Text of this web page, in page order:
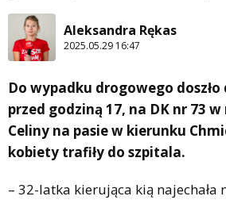
Aleksandra Rękas
2025.05.29 16:47
Do wypadku drogowego doszło
przed godziną 17, na DK nr 73
Celiny na pasie w kierunku
kobiety trafiły do szpitala.
– 32-latka kierująca kią najechała